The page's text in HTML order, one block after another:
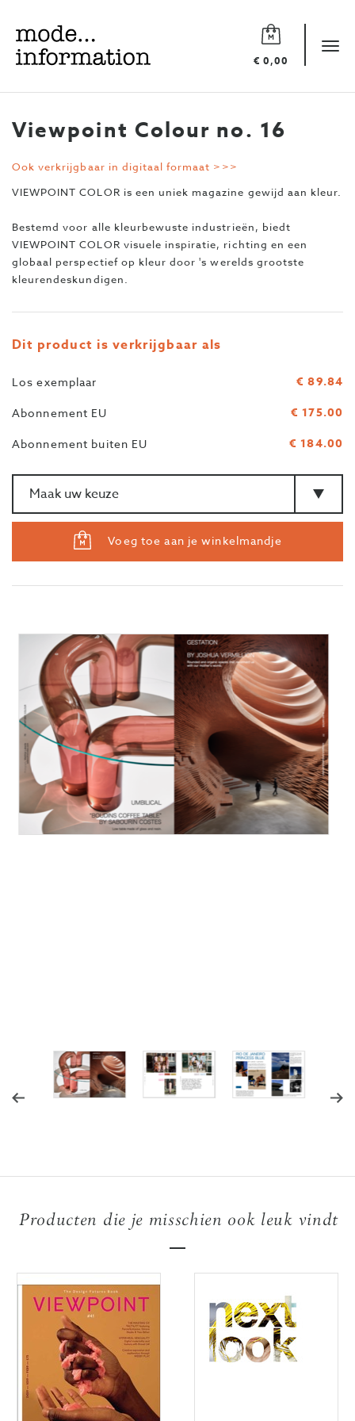
€ 0,00
Mode
information
Viewpoint Colour no. 16
Ook verkrijgbaar in digitaal formaat >>>
VIEWPOINT COLOR is een uniek magazine gewijd aan kleur.
Bestemd voor alle kleurbewuste industrieën, biedt
VIEWPOINT COLOR visuele inspiratie, richting en een
globaal perspectief op kleur door 's werelds grootste
kleurendeskundigen.
Dit product is verkrijgbaar als
Los exemplaar € 89.84
Abonnement EU € 175.00
Abonnement buiten EU
€ 184.00
Voeg toe aan je winkelmandje
Producten die je misschien ook leuk vindt